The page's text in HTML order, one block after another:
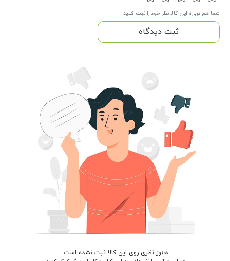
شما هم درباره این کالا نظر خود را ثبت کنید
ثبت دیدگاه
هنوز نظری روی این کالا ثبت نشده است.